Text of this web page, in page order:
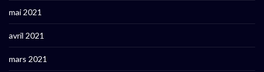
mai 2021
avril 2021
mars 2021